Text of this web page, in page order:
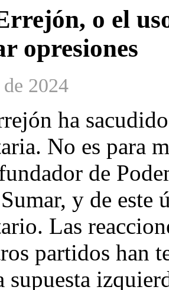
o el
opresiones
2024
ha
No es para
de
y de este
Las
partidos han
supuesta